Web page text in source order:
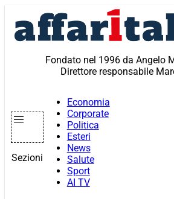
contenuto
Fondato nel 1996 da Angelo
Direttore responsabile
Sezioni
Economia
Corporate
Politica
Esteri
News
Salute
Sport
AI TV